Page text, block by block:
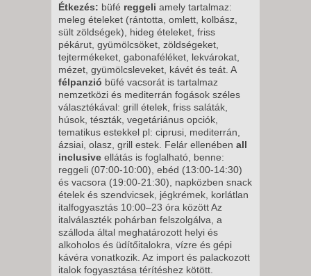
Étkezés: büfé reggeli amely tartalmaz:
meleg ételeket (rántotta, omlett, kolbász,
sült zöldségek), hideg ételeket, friss
pékárut, gyümölcsöket, zöldségeket,
tejtermékeket, gabonaféléket, lekvárokat,
mézet, gyümölcsleveket, kávét és teát. A
félpanzió büfé vacsorát is tartalmaz
nemzetközi és mediterrán fogások széles
választékával: grill ételek, friss saláták,
húsok, tészták, vegetáriánus opciók,
tematikus estekkel pl: ciprusi, mediterrán,
ázsiai, olasz, grill estek. Felár ellenében all
inclusive ellátás is foglalható, benne:
reggeli (07:00-10:00), ebéd (13:00-14:30)
és vacsora (19:00-21:30), napközben snack
ételek és szendvicsek, jégkrémek, korlátlan
italfogyasztás 10:00–23 óra között Az
italválaszték pohárban felszolgálva, a
szálloda által meghatározott helyi és
alkoholos és üdítőitalokra, vízre és gépi
kávéra vonatkozik. Az import és palackozott
italok fogyasztása térítéshez kötött.